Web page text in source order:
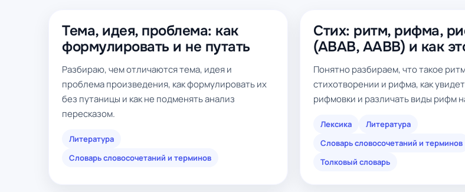
Тема, идея, проблема: как
формулировать и не путать
Разбираю, чем отличаются тема, идея и
проблема произведения, как формулировать их
без путаницы и как не подменять анализ
пересказом.
Литература
Словарь словосочетаний и терминов
Стих: ритм, рифма,
(ABAB, AABB) и как
Понятно разбираем, что такое
стихотворении и рифма, как
рифмовки и различать виды рифм
Лексика
Литература
Словарь словосочетаний и терминов
Толковый словарь